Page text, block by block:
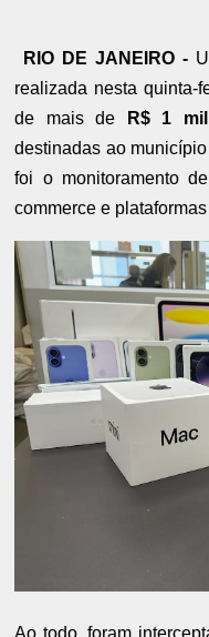
RIO DE JANEIRO -
realizada nesta quinta-
de mais de
R$ 1
destinadas ao
foi o monitoramento
commerce e
Ao todo, foram